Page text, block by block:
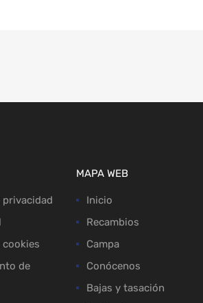
de
MAPA WEB
Inicio
Recambios
Campa
Conócenos
Bajas y tasación